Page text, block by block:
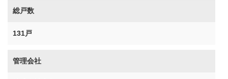
総戸数
131戸
管理会社